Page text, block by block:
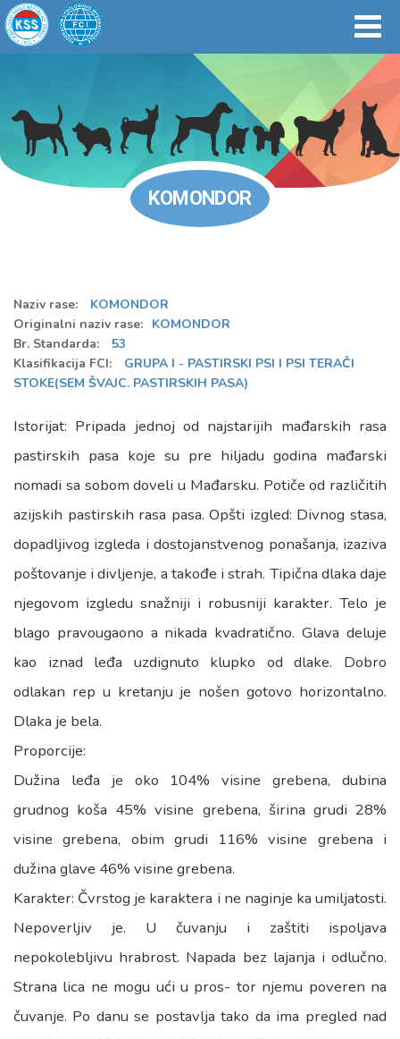
KOMONDOR
Naziv rase:
KOMONDOR
Originalni naziv rase: KOMONDOR
Br. Standarda:
53
Klasifikacija FCI:
GRUPA I - PASTIRSKI PSI I PSI TERAČI
STOKE(SEM ŠVAJC. PASTIRSKIH PASA)
Istorijat: Pripada jednoj od najstarijih mađarskih rasa
pastirskih pasa koje su pre hiljadu godina mađarski
nomadi sa sobom doveli u Mađarsku. Potiče od različitih
azijskih pastirskih rasa pasa. Opšti izgled: Divnog stasa,
dopadljivog izgleda i dostojanstvenog ponašanja, izaziva
poštovanje i divljenje, a takođe i strah. Tipična dlaka daje
njegovom izgledu snažniji i robusniji karakter. Telo je
blago pravougaono a nikada kvadratično. Glava deluje
kao iznad leđa uzdignuto klupko od dlake. Dobro
odlakan rep u kretanju je nošen gotovo horizontalno.
Dlaka je bela.
Proporcije:
Dužina leđa je oko 104% visine grebena, dubina
grudnog koša 45% visine grebena, širina grudi 28%
visine grebena, obim grudi 116% visine grebena i
dužina glave 46% visine grebena.
Karakter: Čvrstog je karaktera i ne naginje ka umiljatosti.
Nepoverljiv je. U čuvanju i zaštiti ispoljava
nepokolebljivu hrabrost. Napada bez lajanja i odlučno.
Strana lica ne mogu ući u pros- tor njemu poveren na
čuvanje. Po danu se postavlja tako da ima pregled nad